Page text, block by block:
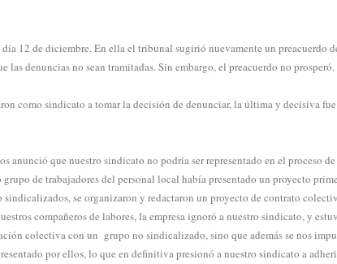
12 de diciembre. En ella el tribunal sugirió nuevamente un preacuerdo
denuncias no sean tramitadas. Sin embargo, el preacuerdo no prosperó.
como sindicato a tomar la decisión de denunciar, la última y decisiva
anunció que nuestro sindicato no podría ser representado en el proceso de
de trabajadores del personal local había presentado un proyecto
sindicalizados, se organizaron y redactaron un proyecto de contrato
compañeros de labores, la empresa ignoró a nuestro sindicato, y
colectiva con un grupo no sindicalizado, sino que además se nos
por ellos, lo que en definitiva presionó a nuestro sindicato a